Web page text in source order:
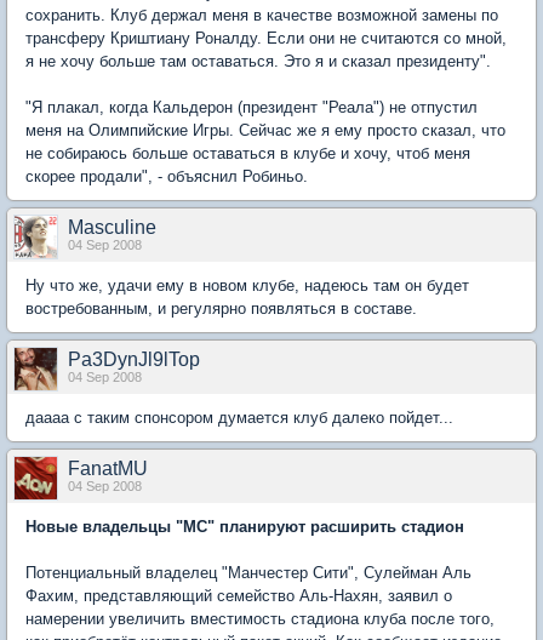
сохранить. Клуб держал меня в качестве возможной замены по
трансферу Криштиану Роналду. Если они не считаются со мной,
я не хочу больше там оставаться. Это я и сказал президенту".
"Я плакал, когда Кальдерон (президент "Реала") не отпустил
меня на Олимпийские Игры. Сейчас же я ему просто сказал, что
не собираюсь больше оставаться в клубе и хочу, чтоб меня
скорее продали", - объяснил Робиньо.
Masculine
04 Sep 2008
Ну что же, удачи ему в новом клубе, надеюсь там он будет
востребованным, и регулярно появляться в составе.
Pa3DynJl9lTop
04 Sep 2008
даааа с таким спонсором думается клуб далеко пойдет...
FanatMU
04 Sep 2008
Новые владельцы "МС" планируют расширить стадион
Потенциальный владелец "Манчестер Сити", Сулейман Аль
Фахим, представляющий семейство Аль-Нахян, заявил о
намерении увеличить вместимость стадиона клуба после того,